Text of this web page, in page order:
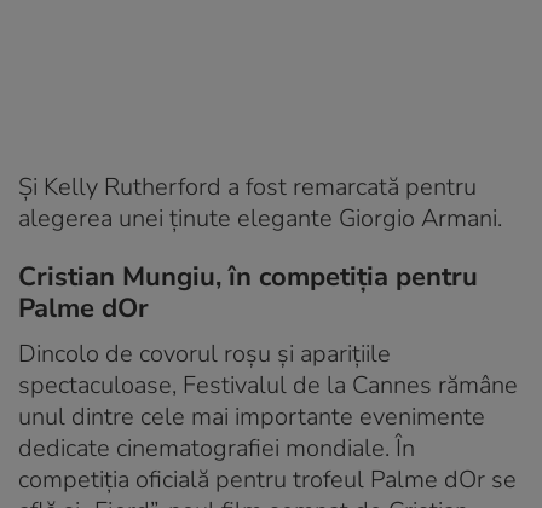
Și Kelly Rutherford a fost remarcată pentru
alegerea unei ținute elegante Giorgio Armani.
Cristian Mungiu, în competiția pentru
Palme dOr
Dincolo de covorul roșu și aparițiile
spectaculoase, Festivalul de la Cannes rămâne
unul dintre cele mai importante evenimente
dedicate cinematografiei mondiale. În
competiția oficială pentru trofeul Palme dOr se